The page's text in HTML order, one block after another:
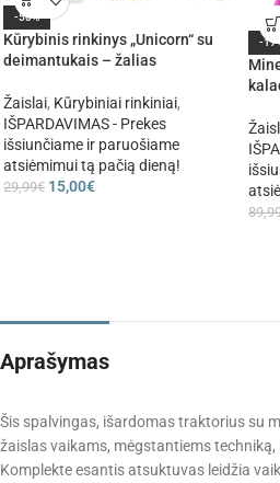
-50%
Kūrybinis rinkinys „Unicorn“ su
deimantukais – žalias
Žaislai, Kūrybiniai rinkiniai,
IŠPARDAVIMAS - Prekes
išsiunčiame ir paruošiame
atsiėmimui tą pačią dieną!
29,99€ 15,00€
-
Aprašymas
Šis spalvingas, išardomas traktorius su
žaislas vaikams, mėgstantiems
Komplekte esantis atsuktuvas leidžia